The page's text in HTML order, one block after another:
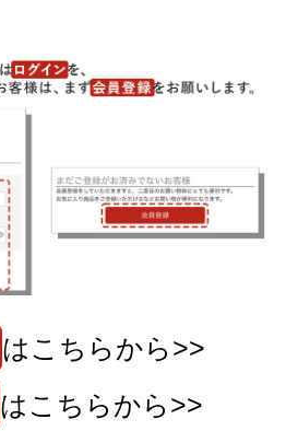
はこちらから>>
はこちらから>>